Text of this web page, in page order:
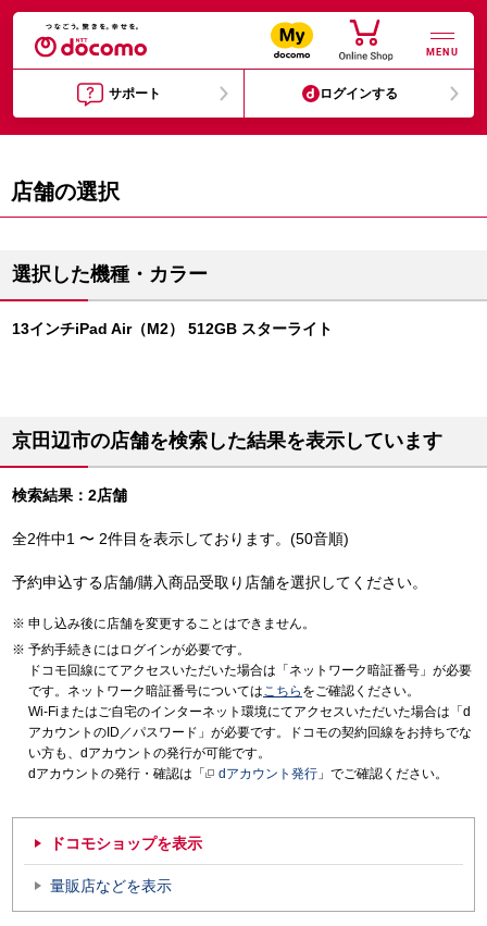
MENU
サポート ログインする
店舗の選択
選択した機種・カラー
13インチiPad Air（M2） 512GB スターライト
京田辺市の店舗を検索した結果を表示しています
検索結果：2店舗
全2件中1 〜 2件目を表示しております。(50音順)
予約申込する店舗/購入商品受取り店舗を選択してください。
申し込み後に店舗を変更することはできません。
予約手続きにはログインが必要です。
ドコモ回線にてアクセスいただいた場合は「ネットワーク暗証番号」が必要
です。ネットワーク暗証番号についてはこちら をご確認ください。
Wi-Fiまたはご自宅のインターネット環境にてアクセスいただいた場合は「d
アカウントのID／パスワード」が必要です。ドコモの契約回線をお持ちでな
い方も、dアカウントの発行が可能です。
dアカウントの発行・確認は「
dアカウント発行 」でご確認ください。
ドコモショップを表示
量販店などを表示